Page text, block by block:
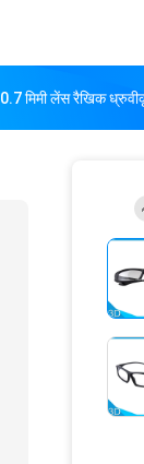
0.7 मिमी लेंस रैखिक